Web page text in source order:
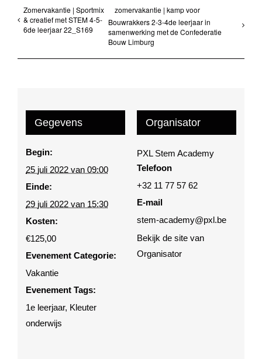
Zomervakantie | Sportmix
& creatief met STEM 4-5-
6de leerjaar 22_S169
zomervakantie | kamp voor
Bouwrakkers 2-3-4de leerjaar in
samenwerking met de Confederatie
Bouw Limburg
Gegevens
Begin:
25 juli 2022 van 09:00
Einde:
29 juli 2022 van 15:30
Kosten:
€125,00
Evenement Categorie:
Vakantie
Evenement Tags:
1e leerjaar, Kleuter
onderwijs
Organisator
PXL Stem Academy
Telefoon
+32 11 77 57 62
E-mail
stem-academy@pxl.be
Bekijk de site van
Organisator